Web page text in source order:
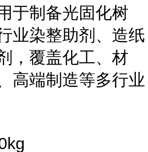
于制备光固化树
业染整助剂、造纸
，覆盖化工、材
高端制造等多行业